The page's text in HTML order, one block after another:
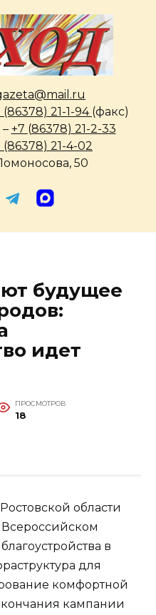
(86378) 21-1-94 (факс)
+7 (86378) 21-2-33
(86378) 21-4-02
50
будущее
идет
ПРОСМОТРОВ
18
области
в
для
комфортной
кампании